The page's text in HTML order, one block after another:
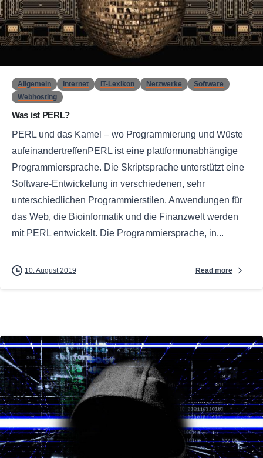
0
Allgemein Internet IT-Lexikon Netzwerke
Software
Webhosting
Was ist PERL?
PERL und das Kamel – wo Programmierung und Wüste
aufeinandertreffenPERL ist eine plattformunabhängige
Programmiersprache. Die Skriptsprache unterstützt eine
Software-Entwickelung in verschiedenen, sehr
unterschiedlichen Programmierstilen. Anwendungen für
das Web, die Bioinformatik und die Finanzwelt werden
mit PERL entwickelt. Die Programmiersprache, in...
10. August 2019 Read more